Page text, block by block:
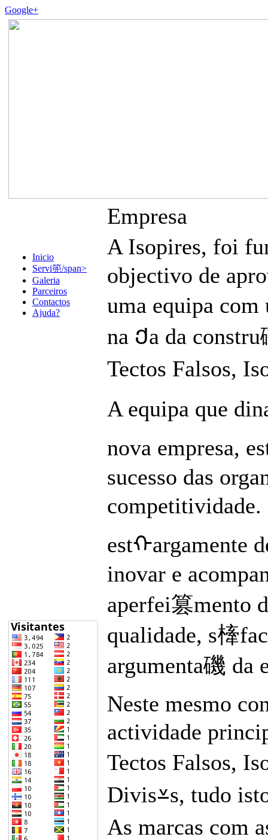
Google+
Inicio
Servi篼/span>
Galeria
Parceiros
Contactos
Ajuda?
Empresa
A Isopires, foi
objectivo de
uma equipa
na Ქa da
Tectos Falsos,
A equipa que
nova empresa,
sucesso das
competitividade.
estᠬargamente
inovar e
aperfei篡mento
qualidade, s㯠
argumenta磯 da
Neste mesmo
actividade
Tectos Falsos,
Divis⩡s, tudo
As marcas com